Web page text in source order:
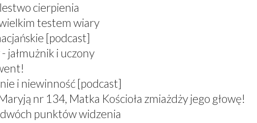
cierpienia
testem wiary
[podcast]
jałmużnik i uczony
i niewinność [podcast]
nr 134, Matka Kościoła zmiażdży jego głowę!
punktów widzenia